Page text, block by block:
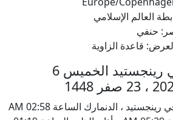
العالم الإسلامي
حنفي
قاعدة الزاوية
مواقيت الأذان في رينجستيد الخميس 6
يحين موعد أذان الفجر في رينجستيد ، الدنمارك الساعة 02:58 AM